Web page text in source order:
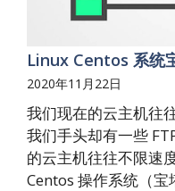
Linux Centos 系统
2020年11月22日
我们现在的云主机往
我们手头却有一些
的云主机往往不限速
Centos 操作系统（宝